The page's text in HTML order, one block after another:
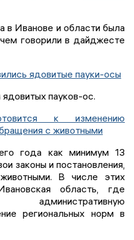
в Иванове и области была
говорили в дайджесте
ядовитые пауки-осы
пауков-ос.
к изменению
с животными
года как минимум 13
законы и постановления,
В числе этих
область, где
региональных норм в